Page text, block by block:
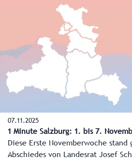
Aufgabe betraut. Hier der Mitschnitt
07.11.2025
1 Minute Salzburg: 1. bis 7.
Diese Erste Novemberwoche stand
Abschiedes von Landesrat Josef